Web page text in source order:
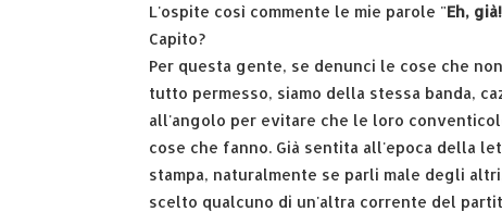
L'ospite così commente le mie parole "Eh,
Capito?
Per questa gente, se denunci le cose che
tutto permesso, siamo della stessa banda,
all'angolo per evitare che le loro
cose che fanno. Già sentita all'epoca della
stampa, naturalmente se parli male degli
scelto qualcuno di un'altra corrente del